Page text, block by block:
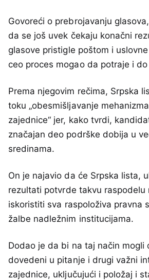
Govoreći o prebrojavanju
da se još uvek čekaju konačni
glasove pristigle poštom i
ceo proces mogao da potraje i
Prema njegovim rečima, Srpska
toku „obesmišljavanje
zajednice“ jer, kako tvrdi,
značajan deo podrške dobija u
sredinama.
On je najavio da će Srpska lista,
rezultati potvrde takvu raspodelu
iskoristiti sva raspoloživa pravna
žalbe nadležnim institucijama.
Dodao je da bi na taj način mogli
dovedeni u pitanje i drugi važni
zajednice, uključujući i položaj i